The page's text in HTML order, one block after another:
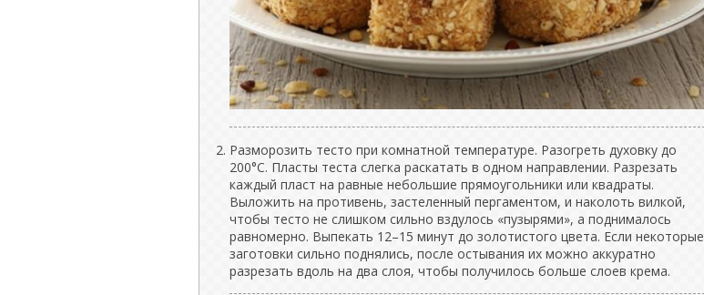
Разморозить тесто при комнатной температуре. Разогреть духовку до
200°C. Пласты теста слегка раскатать в одном направлении. Разрезать
каждый пласт на равные небольшие прямоугольники или квадраты.
Выложить на противень, застеленный пергаментом, и наколоть вилкой,
чтобы тесто не слишком сильно вздулось «пузырями», а поднималось
равномерно. Выпекать 12–15 минут до золотистого цвета. Если некоторые
заготовки сильно поднялись, после остывания их можно аккуратно
разрезать вдоль на два слоя, чтобы получилось больше слоев крема.